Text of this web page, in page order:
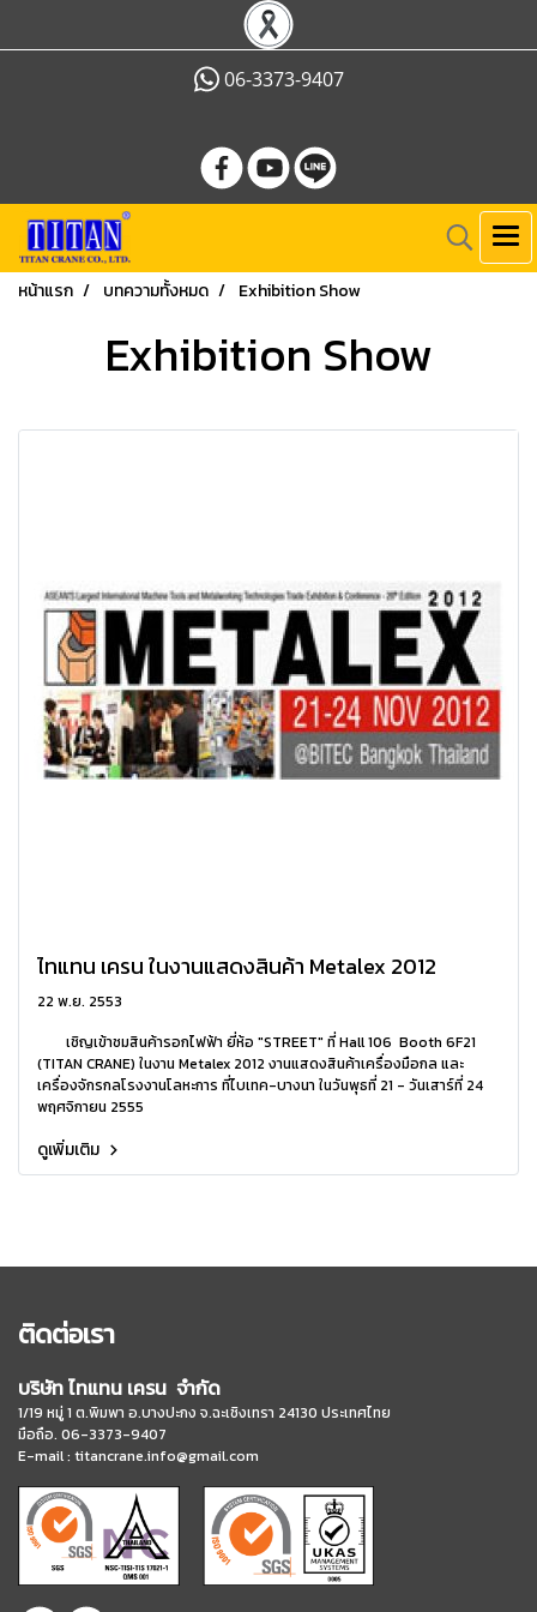
06-3373-9407
หน้าแรก บทความทั้งหมด Exhibition Show
Exhibition Show
ไทแทน เครน ในงานแสดงสินค้า Metalex 2012
22 พ.ย. 2553
เชิญเข้าชมสินค้ารอกไฟฟ้า ยี่ห้อ "STREET" ที่ Hall 106 Booth 6F21
(TITAN CRANE) ในงาน Metalex 2012 งานแสดงสินค้าเครื่องมือกล และ
เครื่องจักรกลโรงงานโลหะการ ที่ไบเทค-บางนา ในวันพุธที่ 21 - วันเสาร์ที่ 24
พฤศจิกายน 2555
ดูเพิ่มเติม
ติดต่อเรา
บริษัท ไทแทน เครน จำกัด
1/19 หมู่ 1 ต.พิมพา อ.บางปะกง จ.ฉะเชิงเทรา 24130 ประเทศไทย
มือถือ. 06-3373-9407
E-mail : titancrane.info@gmail.com